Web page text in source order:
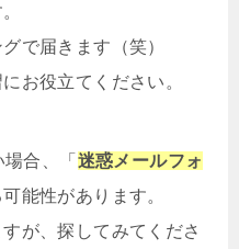
で届きます（笑）
お役立てください。
合、「 迷惑メールフォ
能性があります。
が、探してみてくださ